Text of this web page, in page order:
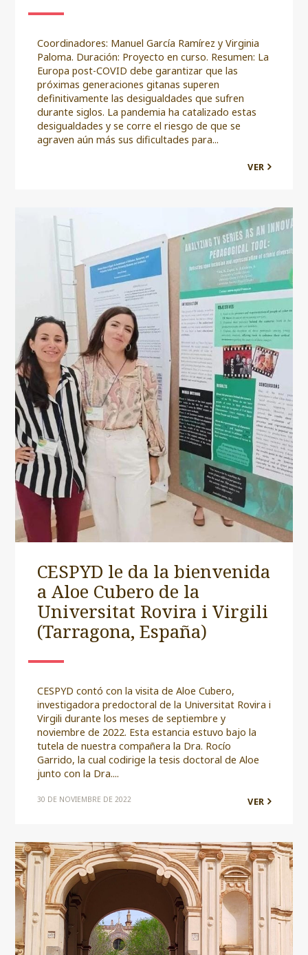
Coordinadores: Manuel García Ramírez y Virginia
Paloma. Duración: Proyecto en curso. Resumen: La
Europa post-COVID debe garantizar que las
próximas generaciones gitanas superen
definitivamente las desigualdades que sufren
durante siglos. La pandemia ha catalizado estas
desigualdades y se corre el riesgo de que se
agraven aún más sus dificultades para...
VER
CESPYD le da la bienvenida
a Aloe Cubero de la
Universitat Rovira i Virgili
(Tarragona, España)
CESPYD contó con la visita de Aloe Cubero,
investigadora predoctoral de la Universitat Rovira i
Virgili durante los meses de septiembre y
noviembre de 2022. Esta estancia estuvo bajo la
tutela de nuestra compañera la Dra. Rocío
Garrido, la cual codirige la tesis doctoral de Aloe
junto con la Dra....
30 DE NOVIEMBRE DE 2022 VER